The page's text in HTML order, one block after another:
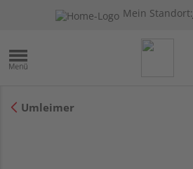
Mein Standort:
Umleimer